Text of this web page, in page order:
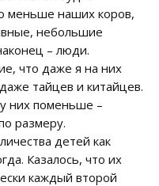
меньше наших коров,
небольшие
– люди.
что даже я на них
тайцев и китайцев.
них поменьше –
размеру.
детей как
Казалось, что их
каждый второй